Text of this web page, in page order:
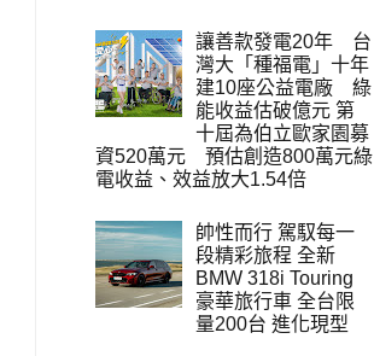
讓善款發電20年 台
灣大「種福電」十年
建10座公益電廠 綠
能收益估破億元 第
十屆為伯立歐家園募
資520萬元 預估創造800萬元綠
電收益、效益放大1.54倍
帥性而行 駕馭每一
段精彩旅程 全新
BMW 318i Touring
豪華旅行車 全台限
量200台 進化現型